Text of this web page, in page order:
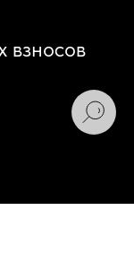
взносов